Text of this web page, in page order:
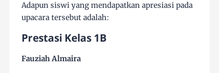
Adapun siswi yang mendapatkan apresiasi pada
upacara tersebut adalah:
Prestasi Kelas 1B
Fauziah Almaira